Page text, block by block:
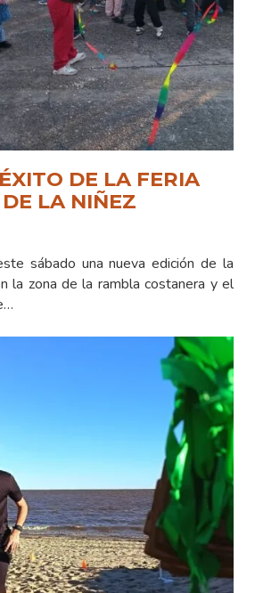
DE LA FERIA
LA NIÑEZ
sábado una nueva edición de la
la zona de la rambla costanera y el